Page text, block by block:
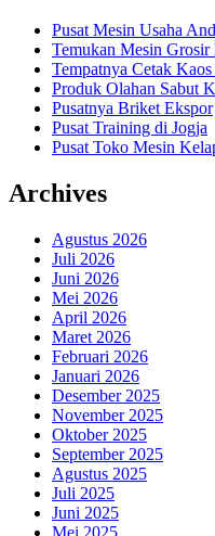
Pusat Mesin Usaha
Temukan Mesin
Tempatnya Cetak
Produk Olahan Sabut
Pusatnya Briket Ekspor
Pusat Training di Jogja
Pusat Toko Mesin
Archives
Agustus 2026
Juli 2026
Juni 2026
Mei 2026
April 2026
Maret 2026
Februari 2026
Januari 2026
Desember 2025
November 2025
Oktober 2025
September 2025
Agustus 2025
Juli 2025
Juni 2025
Mei 2025